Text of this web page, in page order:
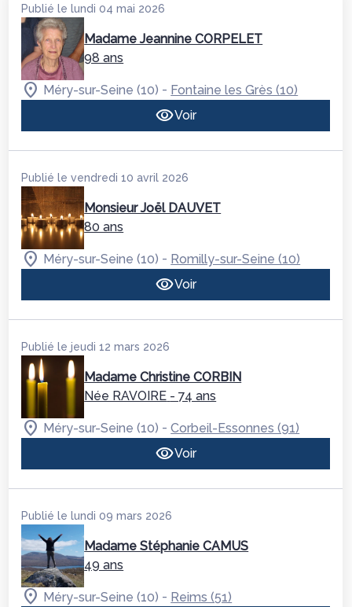
Publié le lundi 04 mai 2026
Madame Jeannine CORPELET
98 ans
Méry-sur-Seine (10) - Fontaine les Grès (10)
Voir
Publié le vendredi 10 avril 2026
Monsieur Joël DAUVET
80 ans
Méry-sur-Seine (10) - Romilly-sur-Seine (10)
Voir
Publié le jeudi 12 mars 2026
Madame Christine CORBIN
Née RAVOIRE - 74 ans
Méry-sur-Seine (10) -Corbeil-Essonnes (91)
Voir
Publié le lundi 09 mars 2026
Madame Stéphanie CAMUS
49 ans
Méry-sur-Seine (10) - Reims (51)